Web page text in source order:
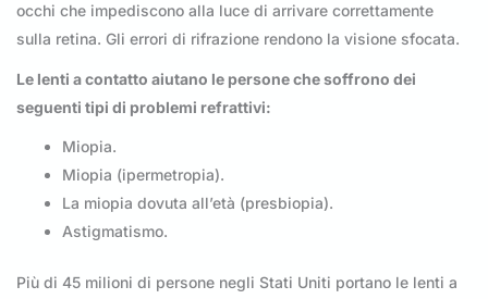
occhi che impediscono alla luce di arrivare correttamente
sulla retina. Gli errori di rifrazione rendono la visione sfocata.
Le lenti a contatto aiutano le persone che soffrono dei
seguenti tipi di problemi refrattivi:
Miopia.
Miopia (ipermetropia).
La miopia dovuta all’età (presbiopia).
Astigmatismo.
Più di 45 milioni di persone negli Stati Uniti portano le lenti a